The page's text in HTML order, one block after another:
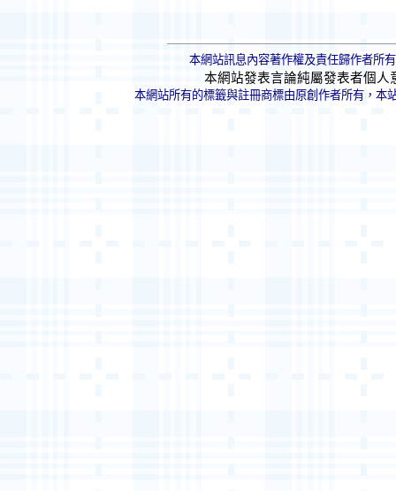
本網站訊息內容著作權及責任歸作者所
本網站發表言論純屬發表者個人
本網站所有的標籤與註冊商標由原創作者所有，本